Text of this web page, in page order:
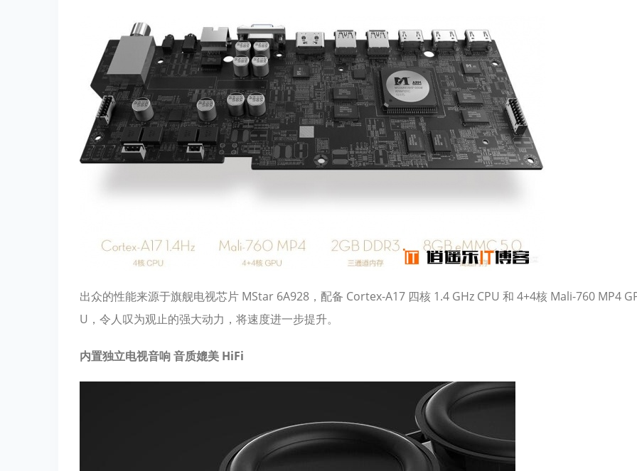
出众的性能来源于旗舰电视芯片 MStar 6A928，配备 Cortex-A17 四核 1.4 GHz CPU 和 4+4核 Mali-760 MP4
U，令人叹为观止的强大动力，将速度进一步提升。
内置独立电视音响 音质媲美 HiFi